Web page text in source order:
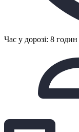
Час у дорозі: 8 годин